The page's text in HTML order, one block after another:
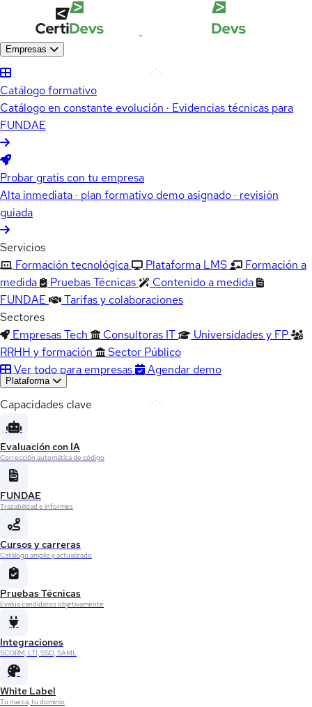
Empresas
Catálogo formativo
Catálogo en constante evolución · Evidencias técnicas para
FUNDAE
Probar gratis con tu empresa
Alta inmediata · plan formativo demo asignado · revisión
guiada
Servicios
Formación tecnológica
Plataforma LMS
Formación a
medida
Pruebas Técnicas
Contenido a medida
FUNDAE
Tarifas y colaboraciones
Sectores
Empresas Tech
Consultoras IT
Universidades y FP
RRHH y formación
Sector Público
Ver todo para empresas
Agendar demo
Plataforma
Capacidades clave
Evaluación con IA
Corrección automática de código
FUNDAE
Trazabilidad e informes
Cursos y carreras
Catálogo amplio y actualizado
Pruebas Técnicas
Evalúa candidatos objetivamente
Integraciones
SCORM, LTI, SSO, SAML
White Label
Tu marca, tu dominio